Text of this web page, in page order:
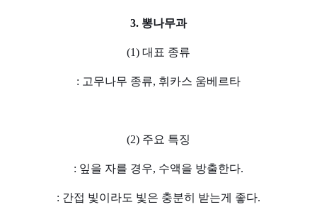
3. 뽕나무과
(1) 대표 종류
: 고무나무 종류, 휘카스 움베르타
(2) 주요 특징
: 잎을 자를 경우, 수액을 방출한다.
: 간접 빛이라도 빛은 충분히 받는게 좋다.